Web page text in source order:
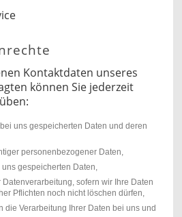
Kontaktdaten unseres
können Sie jederzeit
uns gespeicherten Daten und deren
personenbezogener Daten,
gespeicherten Daten,
sofern wir Ihre Daten
Pflichten noch nicht löschen dürfen,
die Verarbeitung Ihrer Daten bei uns und